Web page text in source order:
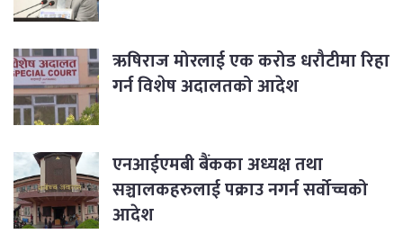
ऋषिराज मोरलाई एक करोड धरौटीमा रिहा
गर्न विशेष अदालतको आदेश
एनआईएमबी बैंकका अध्यक्ष तथा
सञ्चालकहरुलाई पक्राउ नगर्न सर्वोच्चको
आदेश